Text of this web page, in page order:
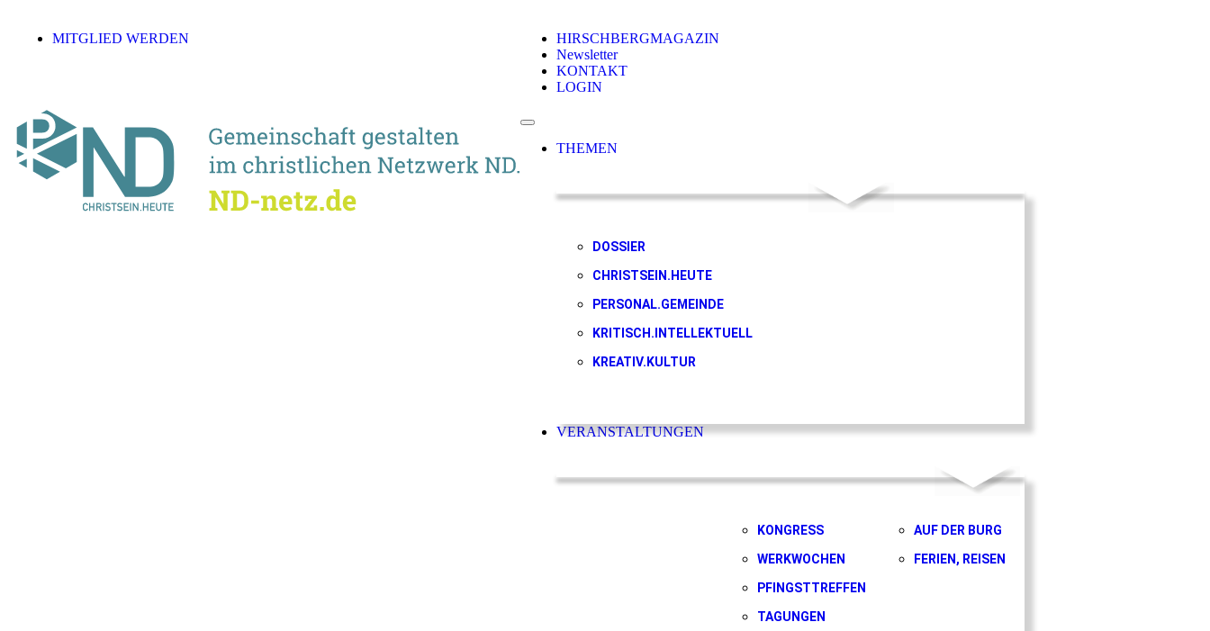
MITGLIED WERDEN
HIRSCHBERGMAGAZIN
Newsletter
KONTAKT
LOGIN
THEMEN
DOSSIER
CHRISTSEIN.HEUTE
PERSONAL.GEMEINDE
KRITISCH.INTELLEKTUELL
KREATIV.KULTUR
VERANSTALTUNGEN
KONGRESS
WERKWOCHEN
PFINGSTTREFFEN
TAGUNGEN
AUF DER BURG
FERIEN, REISEN